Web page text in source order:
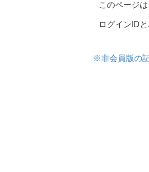
このページは
ログインID
※非会員版の